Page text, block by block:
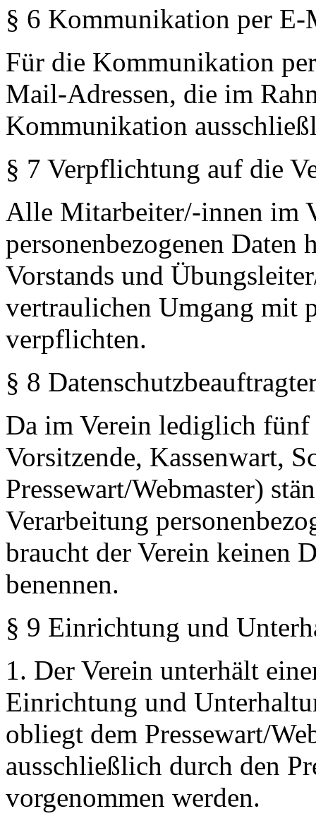
§ 6 Kommunikation per
Für die Kommunikation
Mail-Adressen, die im
Kommunikation
§ 7 Verpflichtung auf die
Alle Mitarbeiter/-innen im
personenbezogenen
Vorstands und
vertraulichen Umgang mit
verpflichten.
§ 8
Da im Verein lediglich fünf
Vorsitzende, Kassenwart,
Pressewart/Webmaster)
Verarbeitung
braucht der Verein keinen
benennen.
§ 9 Einrichtung und
1. Der Verein unterhält
Einrichtung und
obliegt dem Pressewart/
ausschließlich durch den
vorgenommen werden.